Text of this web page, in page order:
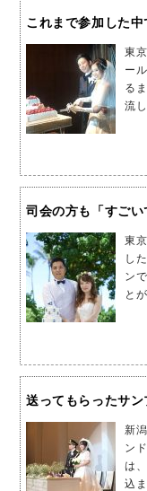
これまで参加した
東
ー
る
流
司会の方も「すごい
東
し
ン
と
送ってもらったサン
新
ン
は
込